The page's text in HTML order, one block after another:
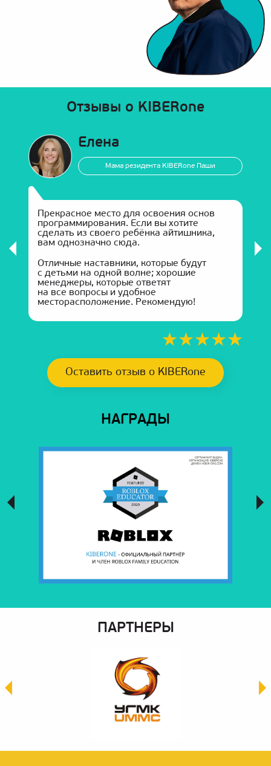
Отзывы о KIBERone
Елена
Мама резидента KIBERone Паши
Прекрасное место для освоения основ
программирования. Если вы хотите
сделать из своего ребёнка айтишника,
вам однозначно сюда.
Отличные наставники, которые будут
с детьми на одной волне; хорошие
менеджеры, которые ответят
на все вопросы и удобное
месторасположение. Рекомендую!
Оставить отзыв о KIBERone
НАГРАДЫ
ПАРТНЕРЫ